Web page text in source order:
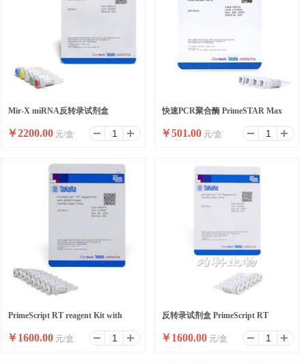
Mir-X miRNA反转录试剂盒
￥2200.00 元/盒
快速PCR聚合酶 PrimeSTAR Max
DNA Polymerase Ver.2
￥501.00 元/盒
PrimeScript RT reagent Kit with
gDNA Eraser
￥1600.00 元/盒
反转录试剂盒 PrimeScript RT
reagent Kit
￥1600.00 元/盒